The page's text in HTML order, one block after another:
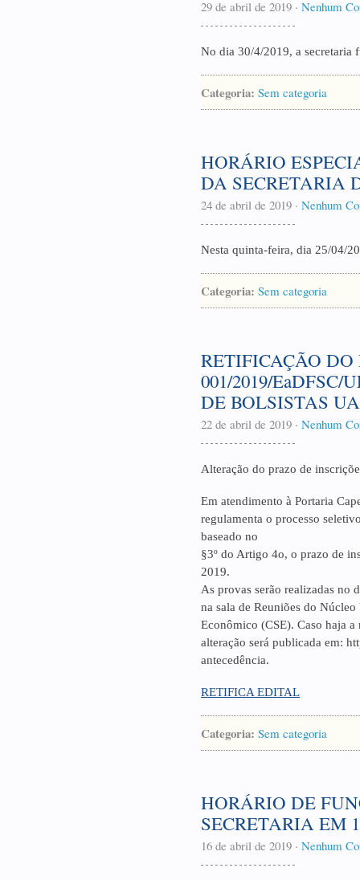
29 de abril de 2019 · Nenhum
No dia 30/4/2019, a secretaria
Categoria: Sem categoria
HORÁRIO
DA SECRETARIA
24 de abril de 2019 · Nenhum
Nesta quinta-feira, dia 25/04/
Categoria: Sem categoria
RETIFICAÇÃO
001/2019/EaDFSC/
DE BOLSISTAS
22 de abril de 2019 · Nenhum
Alteração do prazo de
Em atendimento à Portaria
regulamenta o processo
baseado no
§3º do Artigo 4o, o prazo de
2019.
As provas serão realizadas no
na sala de Reuniões do
Econômico (CSE). Caso haja
alteração será publicada em:
antecedência.
RETIFICA EDITAL
Categoria: Sem categoria
HORÁRIO DE
SECRETARIA EM
16 de abril de 2019 · Nenhum